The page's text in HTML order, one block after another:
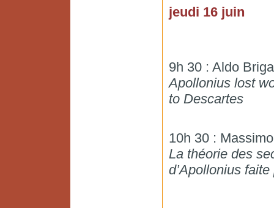
jeudi 16 juin
9h 30 : Aldo
Apollonius lost
to Descartes
10h 30 :
La théorie des
d’Apollonius